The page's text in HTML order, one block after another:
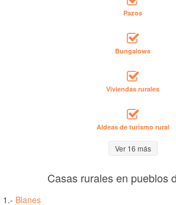
Pazos
Bungalows
Viviendas rurales
Aldeas de turismo rural
Ver 16 más
Casas rurales en pueblos
1.- Blanes